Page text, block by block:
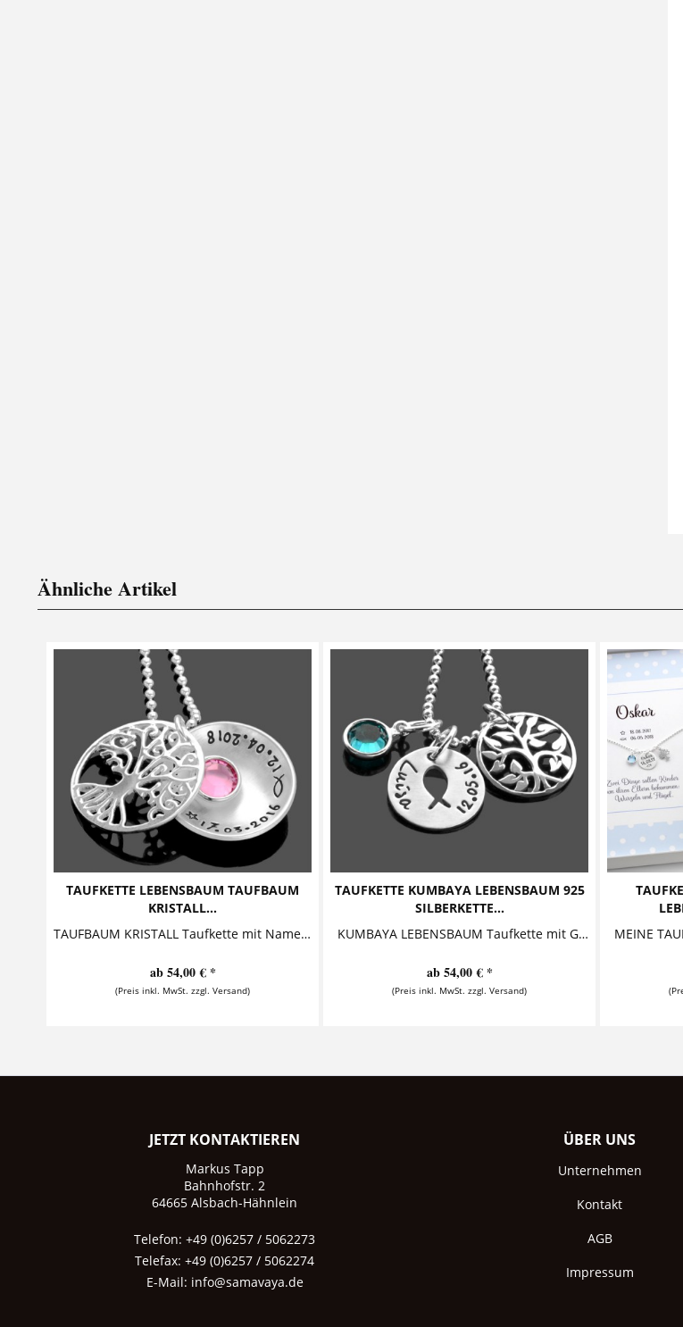
Ähnliche Artikel
TAUFKETTE LEBENSBAUM TAUFBAUM
KRISTALL...
TAUFBAUM KRISTALL Taufkette mit Namensgravur Ein zauberhaftes Geschenk zur Taufe - diese Taufkette besteht aus einem Namensanhänger und einem Lebensbaum. Zwischen den Anhängern versteckt sich...
ab 54,00 € *
(Preis inkl. MwSt. zzgl. Versand)
TAUFKETTE KUMBAYA LEBENSBAUM 925
SILBERKETTE...
KUMBAYA LEBENSBAUM Taufkette mit Gravur Taufschmuck Diese bezaubernde Taufkette aus 925 Sterling Silber besteht aus einem personalisierten Anhänger, aus dem ein Fisch gestanzt ist. Auf...
ab 54,00 € *
(Preis inkl. MwSt. zzgl. Versand)
JETZT KONTAKTIEREN
Markus Tapp
Bahnhofstr. 2
64665 Alsbach-Hähnlein
Telefon: +49 (0)6257 / 5062273
Telefax: +49 (0)6257 / 5062274
E-Mail: info@samavaya.de
ÜBER UNS
Unternehmen
Kontakt
AGB
Impressum